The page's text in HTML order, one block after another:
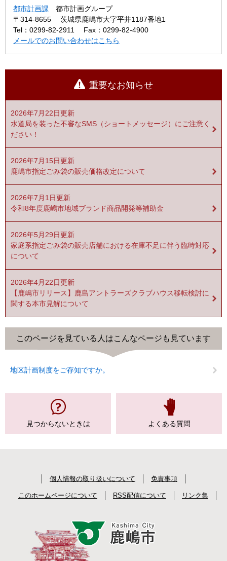
都市計画課
都市計画グループ
〒314-8655
茨城県鹿嶋市大字平井1187番地1
Tel：0299-82-2911
Fax：0299-82-4900
メールでのお問い合わせはこちら
重要なお知らせ
2026年7月22日更新
水道局を装った不審なSMS（ショートメッセージ）にご注意く
ださい！
2026年7月15日更新
鹿嶋市指定ごみ袋の販売価格改定について
2026年7月1日更新
令和8年度鹿嶋市地域ブランド商品開発等補助金
2026年5月29日更新
家庭系指定ごみ袋の販売店舗における在庫不足に伴う臨時対応
について
2026年4月22日更新
【鹿嶋市リリース】鹿島アントラーズクラブハウス移転検討に
関する本市見解について
このページを見ている人はこんなページも見ています
地区計画制度をご存知ですか。
見つからないときは よくある質問
個人情報の取り扱いについて 免責事項
このホームページについて RSS配信について リンク集